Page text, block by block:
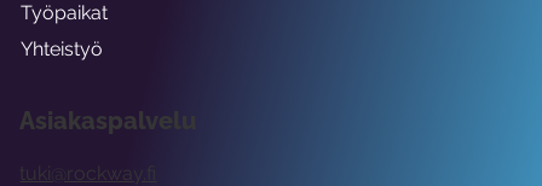
Asiakaspalvelu
tuki@rockway.fi
Työpaikat
Yhteistyö